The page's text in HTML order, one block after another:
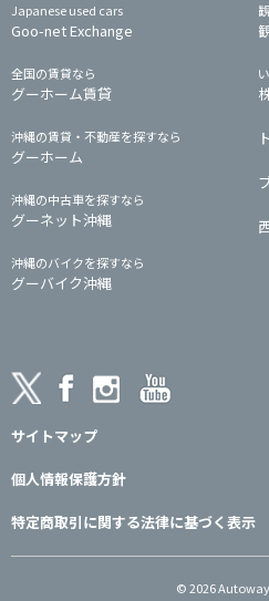
Japanese used cars
Goo-net Exchange
全国の賃貸なら
グーホーム賃貸
沖縄の賃貸・不動産を探すなら
グーホーム
沖縄の中古車を探すなら
グーネット沖縄
沖縄のバイクを探すなら
グーバイク沖縄
サイトマップ
個人情報保護方針
特定商取引に関する法律に基づく表示
© 2026